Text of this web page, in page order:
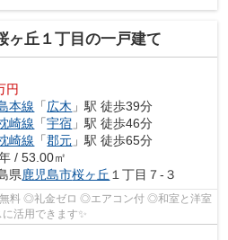
ヶ丘１丁目の一戸建て
円
本線 「広木 」駅 徒歩39分
崎線 「宇宿 」駅 徒歩46分
崎線 「郡元 」駅 徒歩65分
/ 53.00㎡
県鹿児島市桜ヶ丘 １丁目７-３
料 ◎礼金ゼロ ◎エアコン付 ◎和室と洋室
活用できます✨